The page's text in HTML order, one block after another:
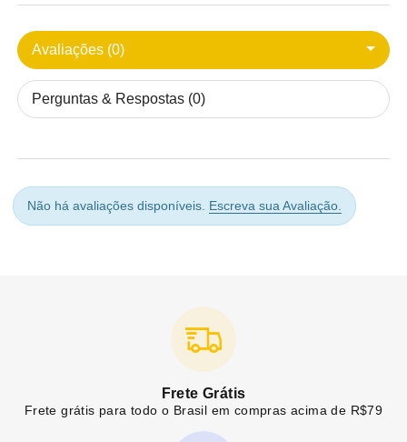
Avaliações (0)
Perguntas & Respostas (0)
Não há avaliações disponíveis. Escreva sua Avaliação.
Frete Grátis
Frete grátis para todo o Brasil em compras acima de R$79